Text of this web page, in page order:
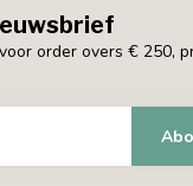
order overs € 250,